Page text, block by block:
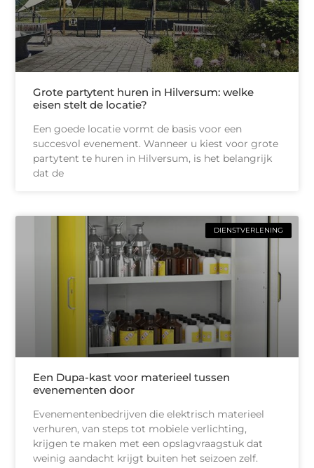
Grote partytent huren in Hilversum: welke
eisen stelt de locatie?
Een goede locatie vormt de basis voor een
succesvol evenement. Wanneer u kiest voor grote
partytent te huren in Hilversum, is het belangrijk
dat de
DIENSTVERLENING
Een Dupa-kast voor materieel tussen
evenementen door
Evenementenbedrijven die elektrisch materieel
verhuren, van steps tot mobiele verlichting,
krijgen te maken met een opslagvraagstuk dat
weinig aandacht krijgt buiten het seizoen zelf.